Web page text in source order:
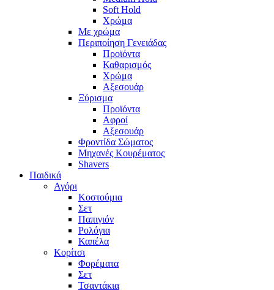
Soft Hold
Χρώμα
Με χρώμα
Περιποίηση Γενειάδας
Προϊόντα
Καθαρισμός
Χρώμα
Αξεσουάρ
Ξύρισμα
Προϊόντα
Αφροί
Αξεσουάρ
Φροντίδα Σώματος
Μηχανές Κουρέματος
Shavers
Παιδικά
Αγόρι
Κοστούμια
Σετ
Παπιγιόν
Ρολόγια
Καπέλα
Κορίτσι
Φορέματα
Σετ
Τσαντάκια